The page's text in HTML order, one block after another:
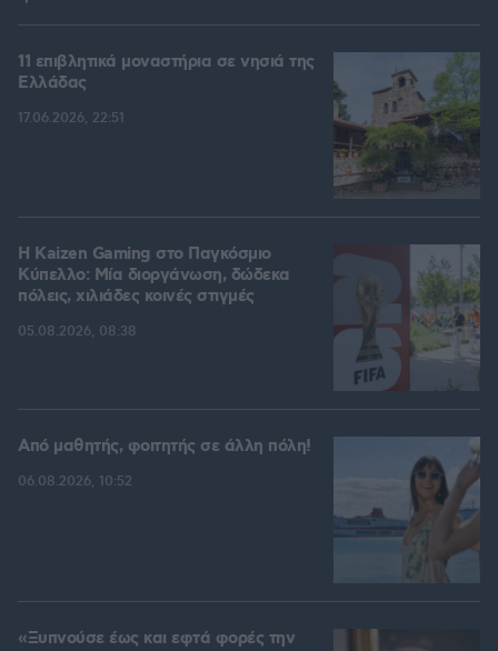
11 επιβλητικά μοναστήρια σε νησιά της
Ελλάδας
17.06.2026, 22:51
H Kaizen Gaming στο Παγκόσμιο
Kύπελλο: Μία διοργάνωση, δώδεκα
πόλεις, χιλιάδες κοινές στιγμές
05.08.2026, 08:38
Από μαθητής, φοιτητής σε άλλη πόλη!
06.08.2026, 10:52
«Ξυπνούσε έως και εφτά φορές την